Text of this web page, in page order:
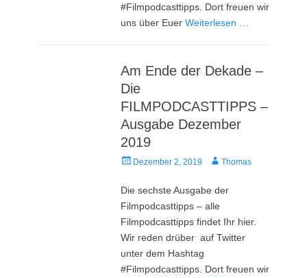
#Filmpodcasttipps. Dort freuen wir
uns über EuerWeiterlesen …
Am Ende der Dekade –
Die
FILMPODCASTTIPPS –
Ausgabe Dezember
2019
Veröffentlicht
Dezember 2, 2019 AutorThomas
Die sechste Ausgabe der
Filmpodcasttipps – alle
Filmpodcasttipps findet Ihr hier.
Wir reden drüber auf Twitter
unter dem Hashtag
#Filmpodcasttipps. Dort freuen wir